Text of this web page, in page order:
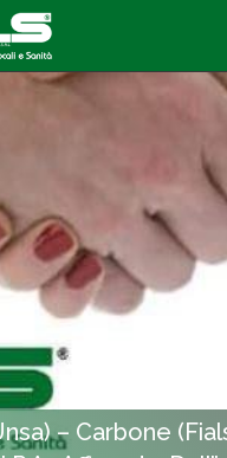
– Carbone